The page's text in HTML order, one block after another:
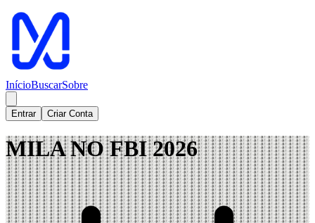
InícioBuscarSobre
Entrar Criar Conta
MILA NO FBI 2026